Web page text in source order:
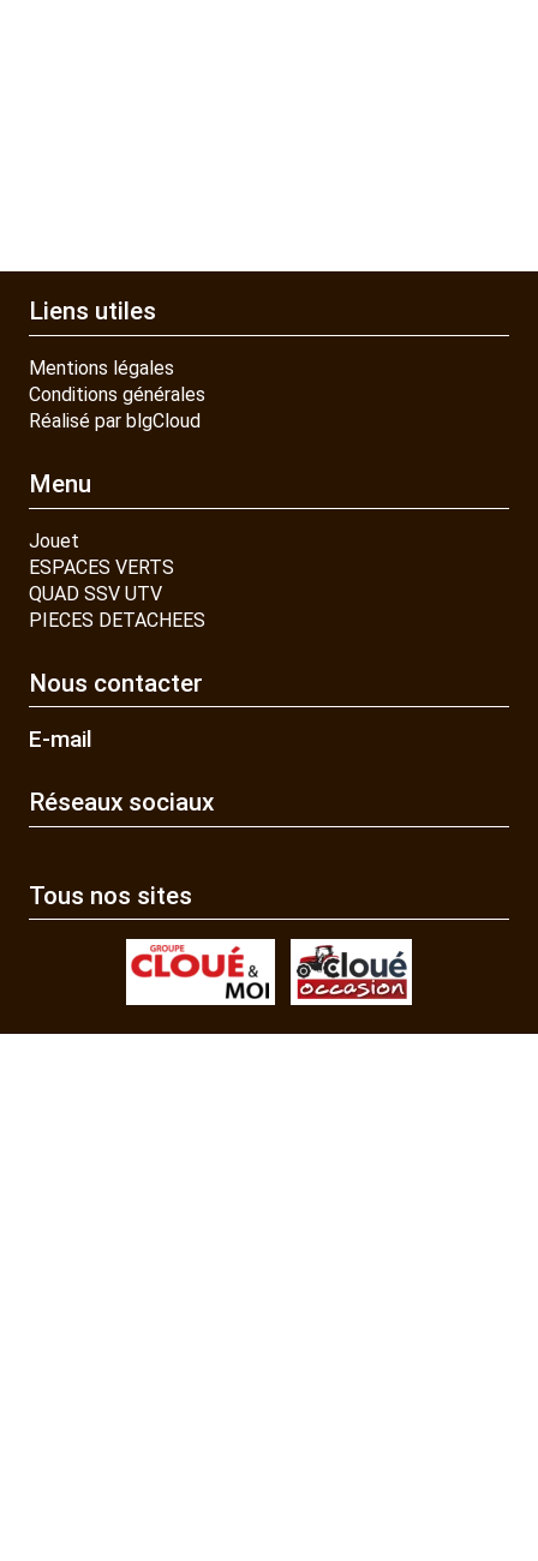
Liens utiles
Mentions légales
Conditions générales
Réalisé par blgCloud
Menu
Jouet
ESPACES VERTS
QUAD SSV UTV
PIECES DETACHEES
Nous contacter
E-mail
Réseaux sociaux
Tous nos sites